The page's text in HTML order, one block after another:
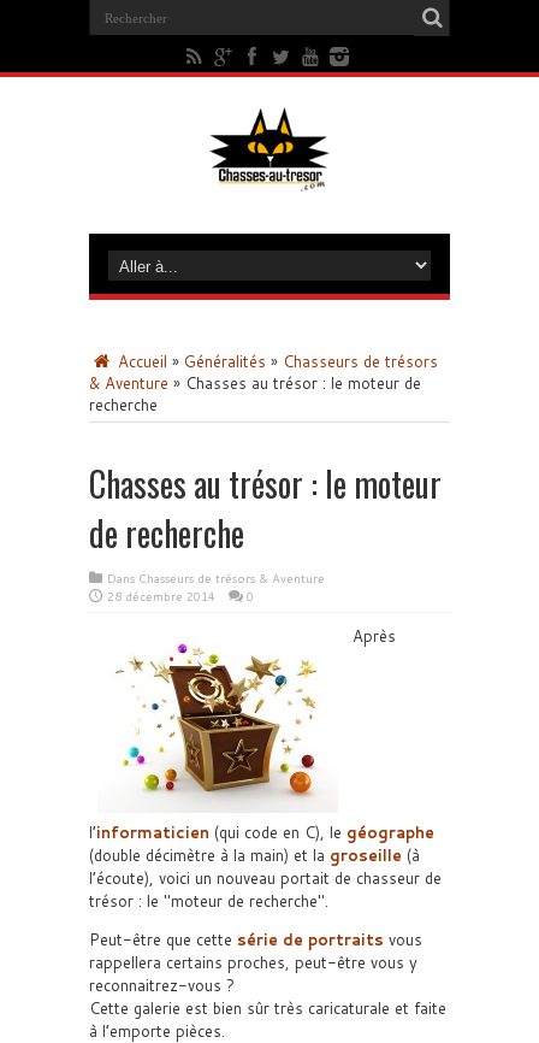
Accueil » Généralités » Chasseurs de trésors
& Aventure » Chasses au trésor : le moteur de
recherche
Chasses au trésor : le moteur
de recherche
Dans Chasseurs de trésors & Aventure
28 décembre 2014
0
Après
l’informaticien (qui code en C), le géographe
(double décimètre à la main) et la groseille (à
l’écoute), voici un nouveau portait de chasseur de
trésor : le
moteur de recherche .
Peut-être que cette série de portraits vous
rappellera certains proches, peut-être vous y
reconnaitrez-vous ?
Cette galerie est bien sûr très caricaturale et faite
à l’emporte pièces.